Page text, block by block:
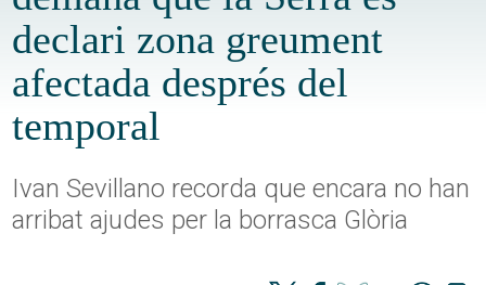
declari zona greument
afectada després del
temporal
Ivan Sevillano recorda que encara no han
arribat ajudes per la borrasca Glòria